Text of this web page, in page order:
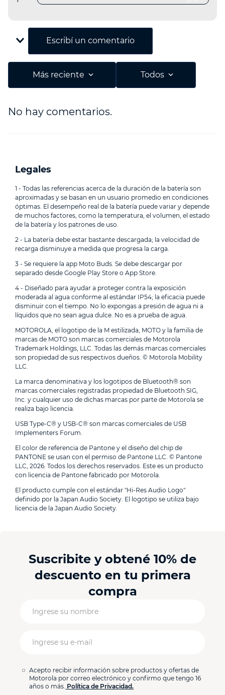
Escribe un comentario
Agregar comentario
Tu nombre
Dirección de email
Escribe un comentario
Más reciente Todos
No hay comentarios.
Legales
1 - Todas las referencias acerca de la duración de la batería son
aproximadas y se basan en un usuario promedio en condiciones
óptimas. El desempeño real de la batería puede variar y depende
de muchos factores, como la temperatura, el volumen, el estado
de la batería y los patrones de uso.
2 - La batería debe estar bastante descargada; la velocidad de
recarga disminuye a medida que progresa la carga.
3 - Se requiere la app Moto Buds. Se debe descargar por
separado desde Google Play Store o App Store.
4 - Diseñado para ayudar a proteger contra la exposición
moderada al agua conforme al estándar IP54; la eficacia puede
disminuir con el tiempo. No lo expongas a presión de agua ni a
líquidos que no sean agua dulce. No es a prueba de agua.
MOTOROLA, el logotipo de la M estilizada, MOTO y la familia de
marcas de MOTO son marcas comerciales de Motorola
Trademark Holdings, LLC. Todas las demás marcas comerciales
son propiedad de sus respectivos dueños. © Motorola Mobility
LLC.
La marca denominativa y los logotipos de Bluetooth® son
marcas comerciales registradas propiedad de Bluetooth SIG,
Inc. y cualquier uso de dichas marcas por parte de Motorola se
realiza bajo licencia.
USB Type-C® y USB-C® son marcas comerciales de USB
Implementers Forum.
El color de referencia de Pantone y el diseño del chip de
PANTONE se usan con el permiso de Pantone LLC. © Pantone
LLC, 2026. Todos los derechos reservados. Este es un producto
con licencia de Pantone fabricado por Motorola.
El producto cumple con el estándar "Hi-Res Audio Logo"
definido por la Japan Audio Society. El logotipo se utiliza bajo
licencia de la Japan Audio Society.
Suscribite y obtené 10% de
descuento en tu primera
compra
Acepto recibir información sobre productos y ofertas de
Motorola por correo electrónico y confirmo que tengo 16
años o más. Política de Privacidad.